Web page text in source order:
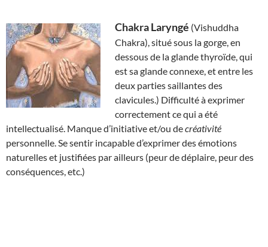
Chakra Laryngé (Vishuddha
Chakra), situé sous la gorge, en
dessous de la glande thyroïde, qui
est sa glande connexe, et entre les
deux parties saillantes des
clavicules.) Difficulté à exprimer
correctement ce qui a été
intellectualisé. Manque d’initiative et/ou decréativité
personnelle. Se sentir incapable d’exprimer des émotions
naturelles et justifiées par ailleurs (peur de déplaire, peur des
conséquences, etc.)